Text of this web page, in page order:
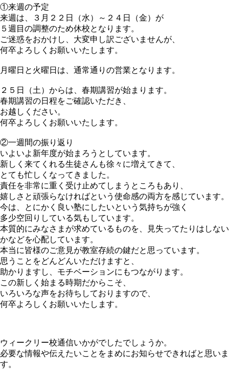
①来週の予定
来週は、３月２２日（水）～２４日（金）が
５週目の調整のため休校となります。
ご迷惑をおかけし、大変申し訳ございませんが、
何卒よろしくお願いいたします。
月曜日と火曜日は、通常通りの営業となります。
２５日（土）からは、春期講習が始まります。
春期講習の日程をご確認いただき、
お越しください。
何卒よろしくお願いいたします。
②一週間の振り返り
いよいよ新年度が始まろうとしています。
新しく来てくれる生徒さんも徐々に増えてきて、
とても忙しくなってきました。
責任を非常に重く受け止めてしまうところもあり、
嬉しさと頑張らなければという使命感の両方を感じています。
今は、とにかく良い塾にしたいという気持ちが強く
多少空回りしている気もしています。
本質的にみなさまが求めているものを、見失ってたりはしない
かなどを心配しています。
本当に皆様のご意見が教室存続の鍵だと思っています。
思うことをどんどんいただけますと、
助かりますし、モチベーションにもつながります。
この新しく始まる時期だからこそ、
いろいろな声をお待ちしておりますので、
何卒よろしくお願いいたします。
ウィークリー校通信いかがでしたでしょうか。
必要な情報や伝えたいことをまめにお知らせできればと思いま
す。